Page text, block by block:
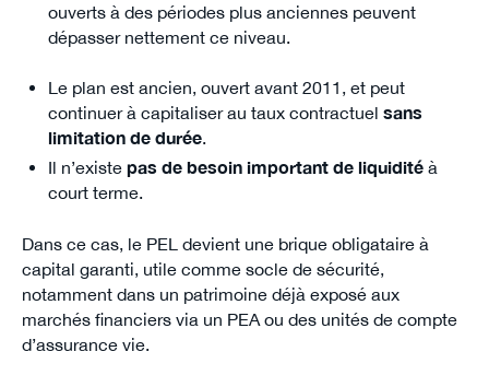
ouverts à des périodes plus anciennes peuvent
dépasser nettement ce niveau.
Le plan est ancien, ouvert avant 2011, et peut
continuer à capitaliser au taux contractuel sans
limitation de durée.
Il n’existe pas de besoin important de liquiditéà
court terme.
Dans ce cas, le PEL devient une brique obligataire à
capital garanti, utile comme socle de sécurité,
notamment dans un patrimoine déjà exposé aux
marchés financiers via un PEA ou des unités de compte
d’assurance vie.